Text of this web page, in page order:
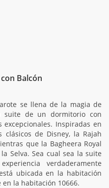
Balcón
se llena de la magia de
suite de un dormitorio con
Inspiradas en
de Disney, la Rajah
que la Bagheera Royal
Selva. Sea cual sea la suite
verdaderamente
ubicada en la habitación
en la habitación 10666.